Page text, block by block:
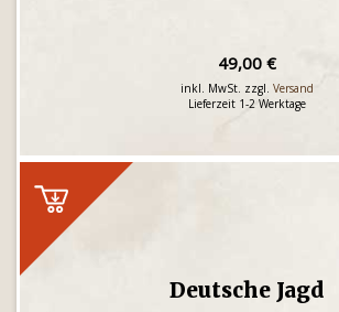
49,00 €
inkl. MwSt. zzgl. Versand
Lieferzeit 1-2 Werktage
Deutsche Jagd